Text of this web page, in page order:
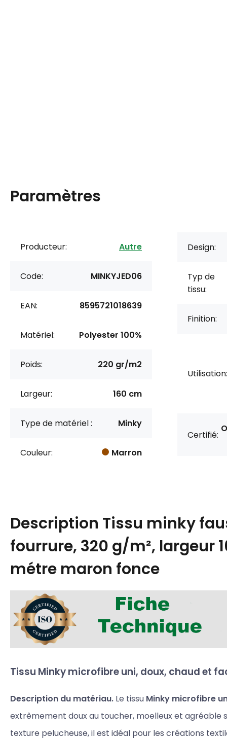
Paramètres
Producteur: Autre
Code: MINKYJED06
EAN: 8595721018639
Matériel: Polyester 100%
Poids: 220 gr/m2
Largeur: 160 cm
Type de matériel : Minky
Couleur: Marron
Design:
Typ de
tissu:
Finition:
Utilisation:
Certifié:
Description Tissu minky
fourrure, 320 g/m², largeur
métre maron fonce
Tissu Minky microfibre uni, doux, chaud et
Description du matériau. Le tissu Minky microfibre
extrêmement doux au toucher, moelleux et agréable
texture pelucheuse, il est idéal pour les créations